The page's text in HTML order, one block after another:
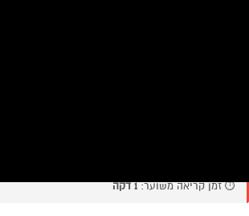
⏱️ זמן קריאה משוער:1 דקה